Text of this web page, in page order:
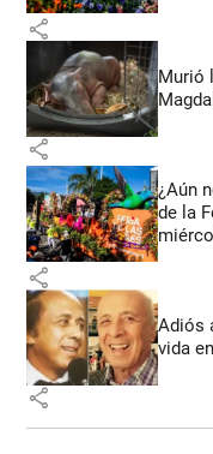
share
Murió
share
¿Aún
de la
share
Adiós
vida
share